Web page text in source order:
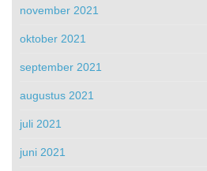
november 2021
oktober 2021
september 2021
augustus 2021
juli 2021
juni 2021